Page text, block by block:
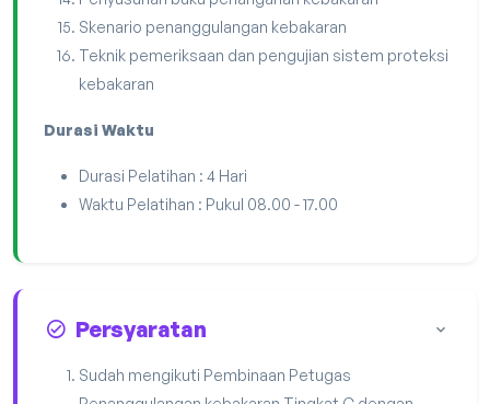
Skenario penanggulangan kebakaran
Teknik pemeriksaan dan pengujian sistem proteksi
kebakaran
Durasi Waktu
Durasi Pelatihan : 4 Hari
Waktu Pelatihan : Pukul 08.00 - 17.00
Persyaratan
Sudah mengikuti Pembinaan Petugas